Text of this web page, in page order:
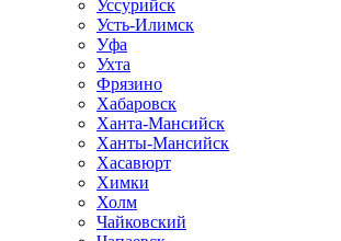
Уссурийск
Усть-Илимск
Уфа
Ухта
Фрязино
Хабаровск
Ханта-Мансийск
Ханты-Мансийск
Хасавюрт
Химки
Холм
Чайковский